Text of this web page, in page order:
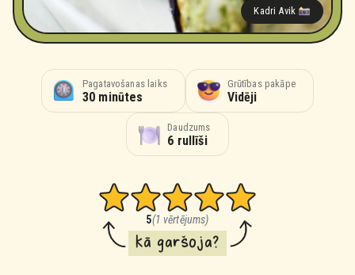
Kadri Avik
Pagatavošanas laiks
30 minūtes
Grūtības pakāpe
Vidēji
Daudzums
6 rullīši
5(1 vērtējums)
kā garšoja?